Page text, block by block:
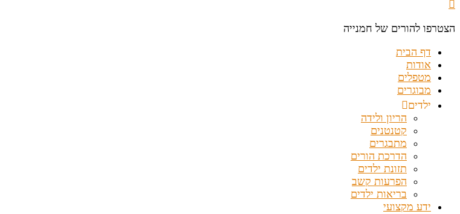
הצטרפו להורים של חמנייה
דף הבית
אודות
מטפלים
מבוגרים
ילדים
הריון ולידה
קטנטנים
מתבגרים
הדרכת הורים
תזונת ילדים
הפרעות קשב
בריאות ילדים
ידע מקצועי